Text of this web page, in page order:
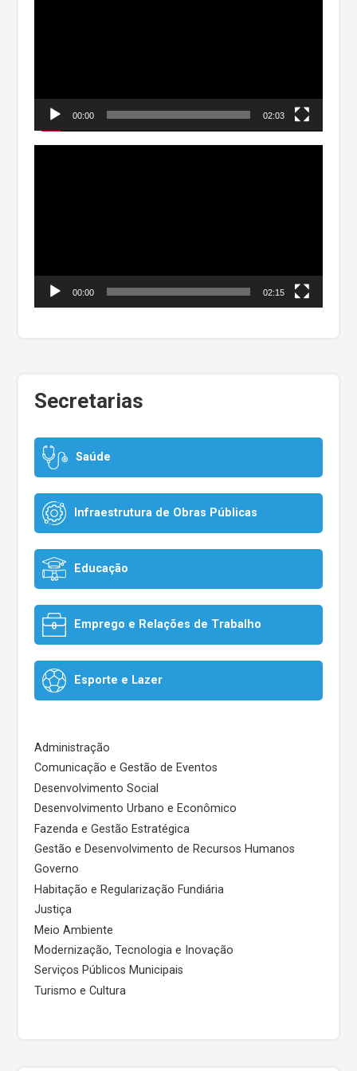
00:00 02:03
00:00 02:15
Secretarias
Saúde
Infraestrutura de Obras Públicas
Educação
Emprego e Relações de Trabalho
Esporte e Lazer
Administração
Comunicação e Gestão de Eventos
Desenvolvimento Social
Desenvolvimento Urbano e Econômico
Fazenda e Gestão Estratégica
Gestão e Desenvolvimento de Recursos Humanos
Governo
Habitação e Regularização Fundiária
Justiça
Meio Ambiente
Modernização, Tecnologia e Inovação
Serviços Públicos Municipais
Turismo e Cultura